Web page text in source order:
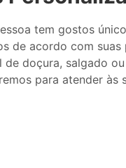
tem gostos
de acordo com
de doçura, salgado
para atender às